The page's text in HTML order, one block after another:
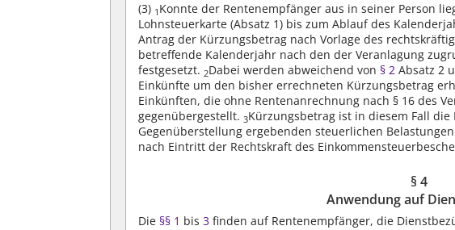
(3) 1 Konnte der Rentenempfänger aus in seiner Person
Lohnsteuerkarte (Absatz 1) bis zum Ablauf des
Antrag der Kürzungsbetrag nach Vorlage des
betreffende Kalenderjahr nach den der Veranlagung
festgesetzt. 2Dabei werden abweichend von § 2 Absatz 2
Einkünfte um den bisher errechneten Kürzungsbetrag
Einkünften, die ohne Rentenanrechnung nach § 16 des
gegenübergestellt.3Kürzungsbetrag ist in diesem Fall
Gegenüberstellung ergebenden steuerlichen
nach Eintritt der Rechtskraft des
§ 4
Anwendung auf
Die §§ 1 bis3 finden auf Rentenempfänger, die